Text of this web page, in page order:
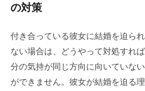
の対策
付き合っている彼女に結婚を迫ら
ない場合は、どうやって対処すれ
分の気持が同じ方向に向いていな
ができません。彼女が結婚を迫る